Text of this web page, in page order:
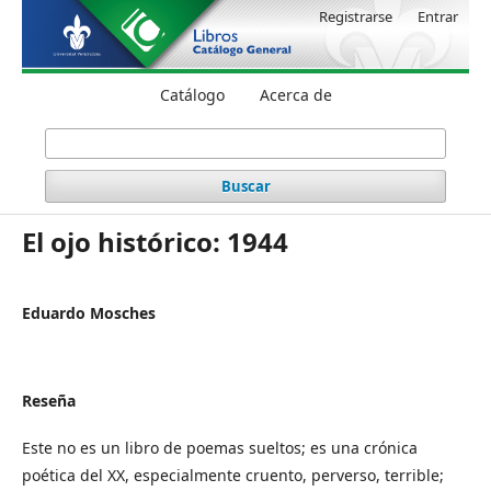
Catálogo Acerca de
Buscar
Registrarse Entrar
El ojo histórico: 1944
Eduardo Mosches
Reseña
Este no es un libro de poemas sueltos; es una crónica
poética del XX, especialmente cruento, perverso, terrible;